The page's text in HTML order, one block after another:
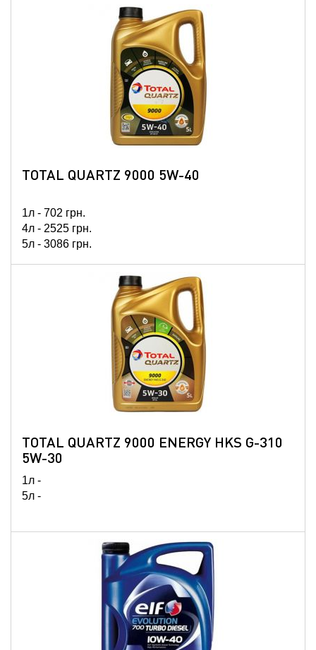
TOTAL QUARTZ 9000 5W-40
1л - 702 грн.
4л - 2525 грн.
5л - 3086 грн.
TOTAL QUARTZ 9000 ENERGY HKS G-310
5W-30
1л -
5л -